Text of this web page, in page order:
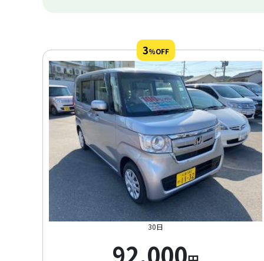
3%OFF
30日
92,000